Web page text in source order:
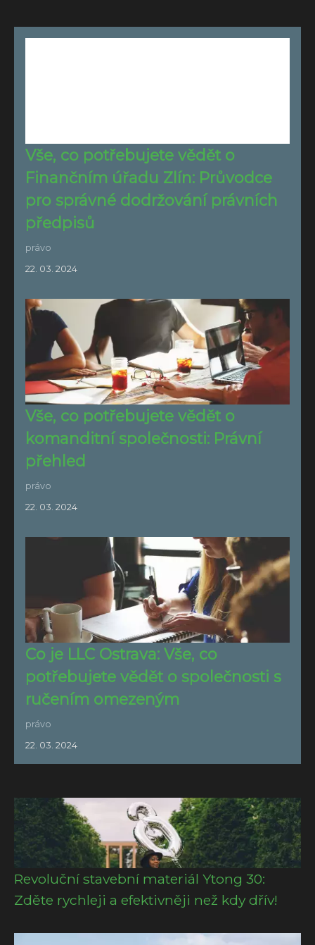
Vše, co potřebujete vědět o
Finančním úřadu Zlín: Průvodce
pro správné dodržování právních
předpisů
právo
22. 03. 2024
Vše, co potřebujete vědět o
komanditní společnosti: Právní
přehled
právo
22. 03. 2024
Co je LLC Ostrava: Vše, co
potřebujete vědět o společnosti s
ručením omezeným
právo
22. 03. 2024
Revoluční stavební materiál Ytong 30:
Zděte rychleji a efektivněji než kdy dřív!